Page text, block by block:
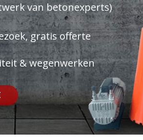
van betonexperts)
gratis offerte
& wegenwerken